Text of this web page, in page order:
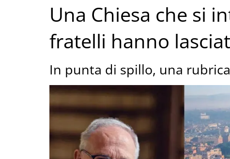
Una Chiesa che si
fratelli hanno
In punta di spillo, una